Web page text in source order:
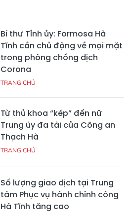
Bí thư Tỉnh ủy: Formosa Hà
Tĩnh cần chủ động về mọi mặt
trong phòng chống dịch
Corona
TRANG CHỦ
Từ thủ khoa “kép” đến nữ
Trung úy đa tài của Công an
Thạch Hà
TRANG CHỦ
Số lượng giao dịch tại Trung
tâm Phục vụ hành chính công
Hà Tĩnh tăng cao